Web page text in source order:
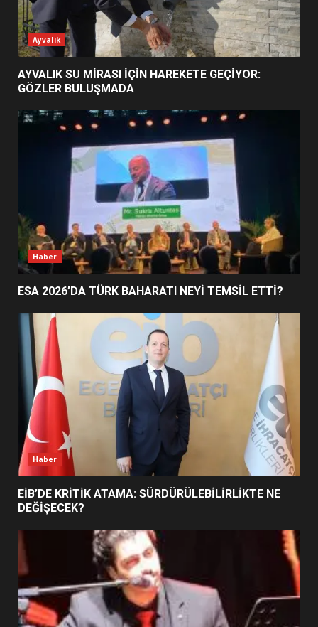
2
ESA 2026’DA TÜRK BAHARATI
NEYİ TEMSİL ETTİ?
EİB’DE KRİTİK ATAMA:
SÜRDÜRÜLEBİLİRLİKTE NE
DEĞİŞECEK?
4
EDREMİT’İN GURURU TÜRKİYE
FİNALİNDE NE BAŞARDI?
5
UZATILDI: NE DEĞİŞTİ?
6
BURHANİYE SATRANÇ
TURNUVASI KAYITLARI NEYİ
DEĞİŞTİRİYOR?
BURHANİYE BELEDİYESPOR’DA
YENİ YÖNETİM NASIL
Ayvalık
AYVALIK SU MİRASI İÇİN HAREKETE GEÇİYOR:
GÖZLER BULUŞMADA
Haber
ESA 2026’DA TÜRK BAHARATI NEYİ TEMSİL ETTİ?
Haber
EİB’DE KRİTİK ATAMA: SÜRDÜRÜLEBİLİRLİKTE NE
DEĞİŞECEK?